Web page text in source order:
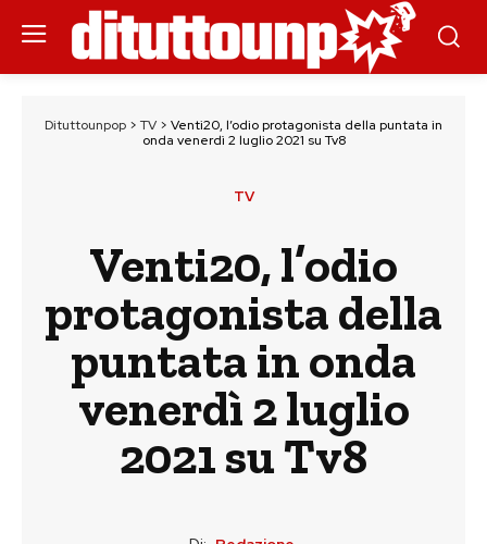
Dituttounpop > TV > Venti20, l’odio protagonista della puntata in
onda venerdì 2 luglio 2021 su Tv8
TV
Venti20, l’odio
protagonista della
puntata in onda
venerdì 2 luglio
2021 su Tv8